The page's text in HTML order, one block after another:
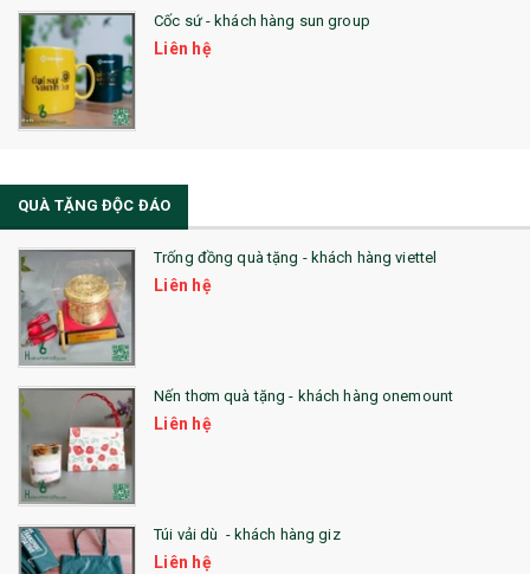
Cốc sứ - khách hàng sun group
Liên hệ
QUÀ TẶNG ĐỘC ĐÁO
Trống đồng quà tặng - khách hàng viettel
Liên hệ
Nến thơm quà tặng - khách hàng onemount
Liên hệ
Túi vải dù - khách hàng giz
Liên hệ